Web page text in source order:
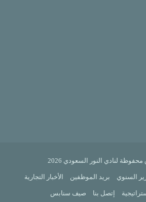
لنادي النور السعودي 2026
السنوي بريد الموظفين الأخبار التجارية
إتصل بنا صيف سنابس